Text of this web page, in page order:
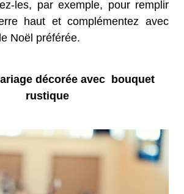
les, par exemple, pour remplir
haut et complémentez avec
Noël préférée.
décorée avec bouquet
rustique